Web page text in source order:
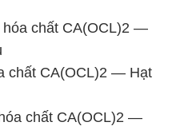
chất CA(OCL)2 —
chất CA(OCL)2 — Hạt
chất CA(OCL)2 —